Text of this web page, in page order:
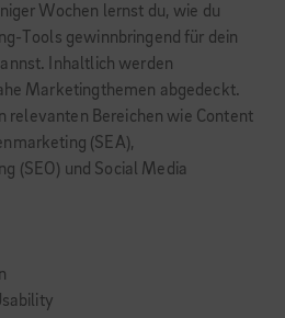
Wochen lernst du, wie du
Tools gewinnbringend für dein
Inhaltlich werden
Marketingthemen abgedeckt.
relevanten Bereichen wie Content
(SEA),
(SEO) und Social Media